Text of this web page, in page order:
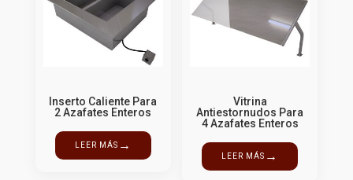
Inserto Caliente Para
2 Azafates Enteros
LEER MÁS →
Vitrina
Antiestornudos Para
4 Azafates Enteros
LEER MÁS →